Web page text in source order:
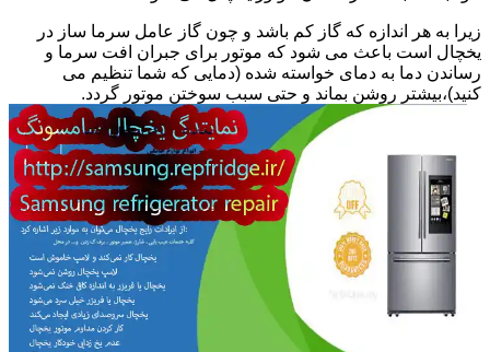
زیرا به هر اندازه که گاز کم باشد و چون گاز عامل سرما ساز در
یخچال است باعث می شود که موتور برای جبران افت سرما و
رساندن دما به دمای خواسته شده (دمایی که شما تنظیم می
کنید)،بیشتر روشن بماند و حتی سبب سوختن موتور گردد.